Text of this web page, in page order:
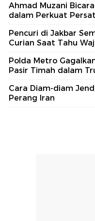
Ahmad Muzani
dalam Perkuat
Pencuri di Jakbar
Curian Saat Tahu
Polda Metro
Pasir Timah dalam
Cara Diam-diam
Perang Iran